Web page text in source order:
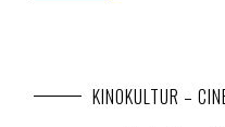
KINOKULTUR –